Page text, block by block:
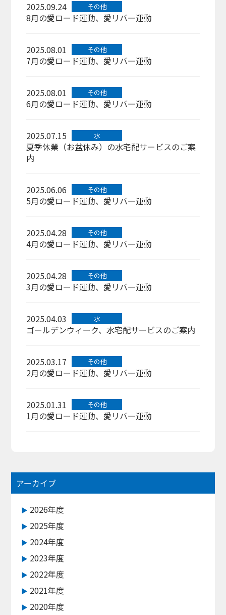
2025.09.24 その他
8月の愛ロード運動、愛リバー運動
2025.08.01 その他
7月の愛ロード運動、愛リバー運動
2025.08.01 その他
6月の愛ロード運動、愛リバー運動
2025.07.15 水
夏季休業（お盆休み）の水宅配サービスのご案
内
2025.06.06 その他
5月の愛ロード運動、愛リバー運動
2025.04.28 その他
4月の愛ロード運動、愛リバー運動
2025.04.28 その他
3月の愛ロード運動、愛リバー運動
2025.04.03 水
ゴールデンウィーク、水宅配サービスのご案内
2025.03.17 その他
2月の愛ロード運動、愛リバー運動
2025.01.31 その他
1月の愛ロード運動、愛リバー運動
アーカイブ
2026年度
2025年度
2024年度
2023年度
2022年度
2021年度
2020年度